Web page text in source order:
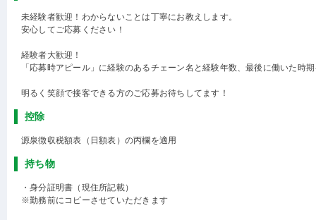
未経験者歓迎！わからないことは丁寧にお教えします。
安心してご応募ください！
経験者大歓迎！
「応募時アピール」に経験のあるチェーン名と経験年数、最後に働いた時
明るく笑顔で接客できる方のご応募お待ちしてます！
控除
源泉徴収税額表（日額表）の丙欄を適用
持ち物
・身分証明書（現住所記載）
※勤務前にコピーさせていただきます